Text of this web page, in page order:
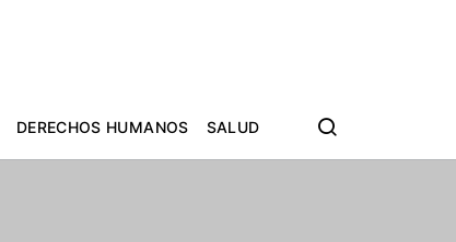
DERECHOS HUMANOS SALUD